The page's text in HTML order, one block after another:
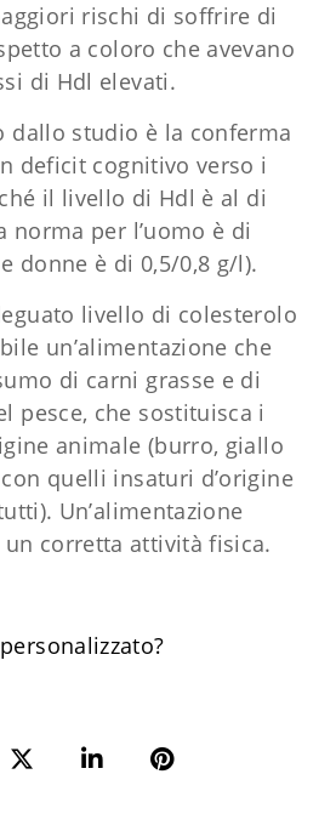
rischi di soffrire di
a coloro che avevano
di Hdl elevati.
dallo studio è la conferma
deficit cognitivo verso i
il livello di Hdl è al di
norma per l’uomo è di
donne è di 0,5/0,8 g/l).
livello di colesterolo
un’alimentazione che
di carni grasse e di
pesce, che sostituisca i
animale (burro, giallo
quelli insaturi d’origine
Un’alimentazione
un corretta attività fisica.